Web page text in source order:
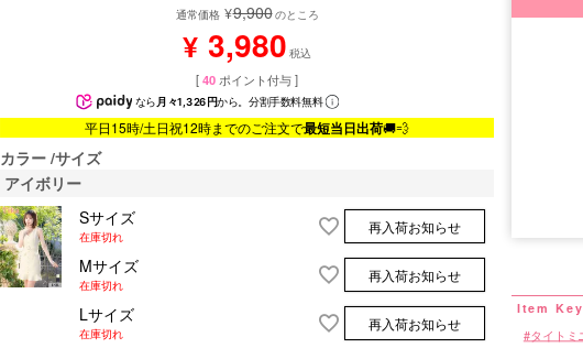
通常価格 ¥9,900のところ
¥ 3,980 税込
[40 ポイント付与 ]
なら 月々1,326円から。分割手数料無料
平日15時/土日祝12時までのご注文で最短当日出荷🚚💨
カラー サイズ
アイボリー
Sサイズ
在庫切れ
再入荷お知らせ
Mサイズ
在庫切れ
再入荷お知らせ
Lサイズ
在庫切れ
再入荷お知らせ
タイトミ